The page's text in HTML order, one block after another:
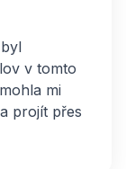
v tomto
mi
projít přes